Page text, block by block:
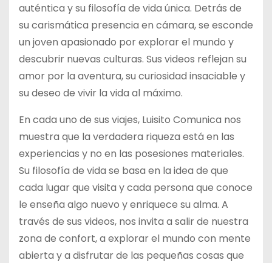
auténtica y su filosofía de vida única. Detrás de
su carismática presencia en cámara, se esconde
un joven apasionado por explorar el mundo y
descubrir nuevas culturas. Sus videos reflejan su
amor por la aventura, su curiosidad insaciable y
su deseo de vivir la vida al máximo.
En cada uno de sus viajes, Luisito Comunica nos
muestra que la verdadera riqueza está en las
experiencias y no en las posesiones materiales.
Su filosofía de vida se basa en la idea de que
cada lugar que visita y cada persona que conoce
le enseña algo nuevo y enriquece su alma. A
través de sus videos, nos invita a salir de nuestra
zona de confort, a explorar el mundo con mente
abierta y a disfrutar de las pequeñas cosas que